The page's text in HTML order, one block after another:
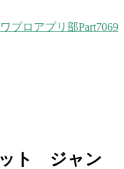
ワプロアプリ部Part7069
ット ジャン